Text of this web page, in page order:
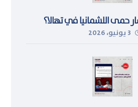
حمى اللشمانيا في تهالا؟
3 يونيو، 2026